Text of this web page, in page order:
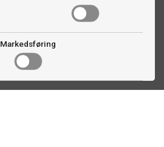
Markedsføring